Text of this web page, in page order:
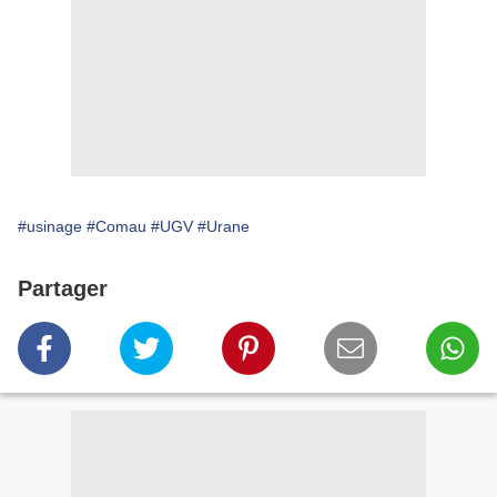
#usinage #Comau #UGV #Urane
Partager